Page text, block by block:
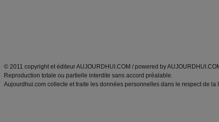
© 2011 copyright et éditeur AUJOURDHUI.COM / powered by
Reproduction totale ou partielle interdite sans accord préalable.
Aujourdhui.com collecte et traite les données personnelles dans le respect de